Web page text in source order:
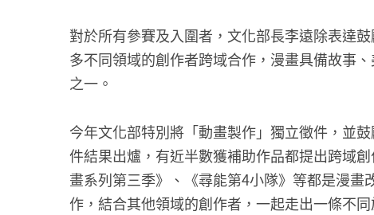
對於所有參賽及入圍者，文化部長李遠除表達
多不同領域的創作者跨域合作，漫畫具備故事
之一。
今年文化部特別將「動畫製作」獨立徵件，並
件結果出爐，有近半數獲補助作品都提出跨域
畫系列第三季》、《尋能第4小隊》等都是漫
作，結合其他領域的創作者，一起走出一條不